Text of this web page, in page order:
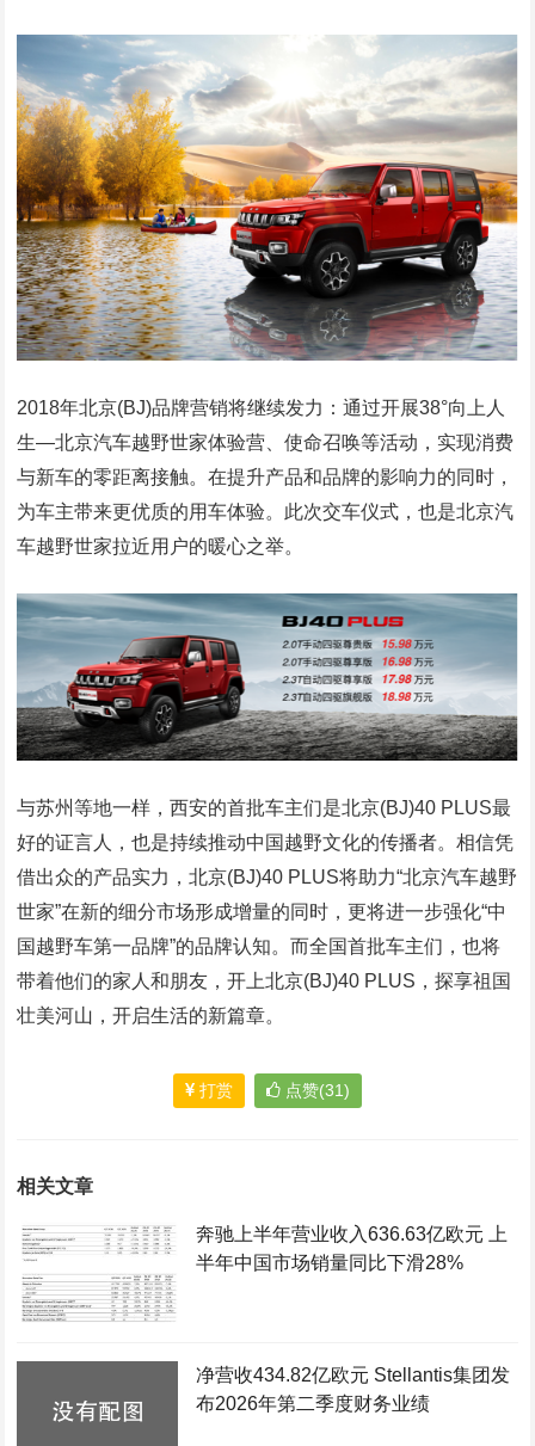
2018年北京(BJ)品牌营销将继续发力：通过开展38°向上人
生—北京汽车越野世家体验营、使命召唤等活动，实现消费
与新车的零距离接触。在提升产品和品牌的影响力的同时，
为车主带来更优质的用车体验。此次交车仪式，也是北京汽
车越野世家拉近用户的暖心之举。
与苏州等地一样，西安的首批车主们是北京(BJ)40 PLUS最
好的证言人，也是持续推动中国越野文化的传播者。相信凭
借出众的产品实力，北京(BJ)40 PLUS将助力“北京汽车越野
世家”在新的细分市场形成增量的同时，更将进一步强化“中
国越野车第一品牌”的品牌认知。而全国首批车主们，也将
带着他们的家人和朋友，开上北京(BJ)40 PLUS，探享祖国
壮美河山，开启生活的新篇章。
打赏 点赞(31)
相关文章
奔驰上半年营业收入636.63亿欧元 上
半年中国市场销量同比下滑28%
净营收434.82亿欧元 Stellantis集团发
布2026年第二季度财务业绩